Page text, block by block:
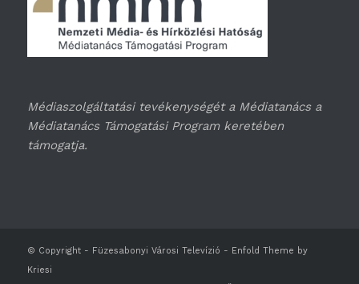
Médiaszolgáltatási tevékenységét a Médiatanács a
Médiatanács Támogatási Program keretében
támogatja.
© Copyright - Füzesabonyi Városi Televízió - Enfold Theme by
Kriesi